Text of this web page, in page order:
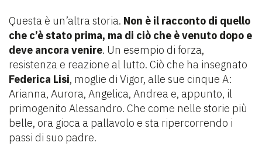
Questa è un’altra storia. Non è il racconto di quello
che c’è stato prima, ma di ciò che è venuto dopo e
deve ancora venire. Un esempio di forza,
resistenza e reazione al lutto. Ciò che ha insegnato
Federica Lisi, moglie di Vigor, alle sue cinque A:
Arianna, Aurora, Angelica, Andrea e, appunto, il
primogenito Alessandro. Che come nelle storie più
belle, ora gioca a pallavolo e sta ripercorrendo i
passi di suo padre.